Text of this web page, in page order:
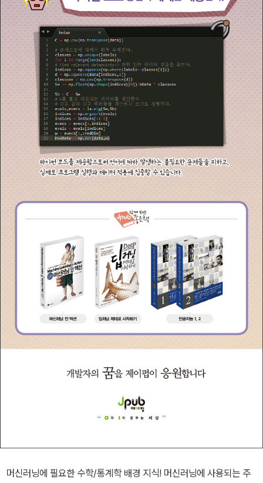
머신러닝에 필요한 수학/통계학 배경 지식! 머신러닝에 사용되는 주